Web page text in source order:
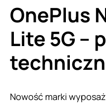
OnePlus
Lite 5G –
Nowość marki